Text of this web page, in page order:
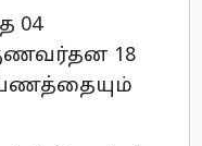
04
18